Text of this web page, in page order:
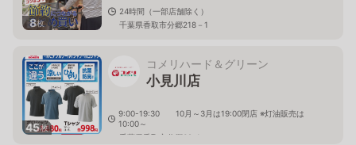
8枚
24時間（一部店舗除く）
千葉県香取市分郷218－1
45枚
コメリハード＆グリーン
小見川店
9:00-19:30 10月～3月は19:00閉店 ※灯油販売は
10:00～
千葉県香取市分郷62-1